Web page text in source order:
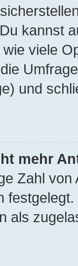
kannst
viele
und
mehr
Zahl
als